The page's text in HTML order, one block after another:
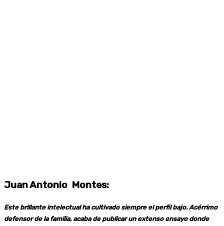
Juan Antonio Montes:
Este brillante intelectual ha cultivado siempre el perfil bajo. Acérrimo
defensor de la familia, acaba de publicar un extenso ensayo donde